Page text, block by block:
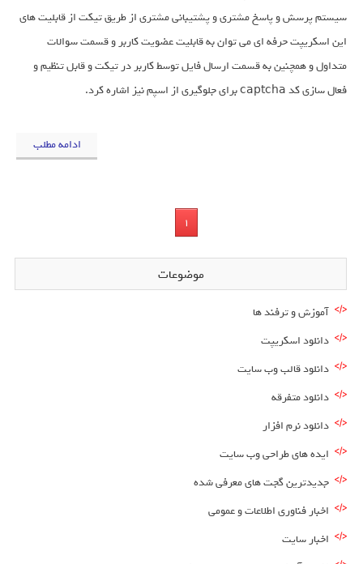
سیستم پرسش و پاسخ مشتری و پشتیبانی مشتری از طریق تیکت از قابلیت های
این اسکریپت حرفه ای می توان به قابلیت عضویت کاربر و قسمت سوالات
متداول و همچنین به قسمت ارسال فایل توسط کاربر در تیکت و قابل تنظیم و
فعال سازی کد captcha برای جلوگیری از اسپم نیز اشاره کرد.
ادامه مطلب
1
موضوعات
آموزش و ترفند ها
دانلود اسکریپت
دانلود قالب وب سایت
دانلود متفرقه
دانلود نرم افزار
ایده های طراحی وب سایت
جدیدترین گجت های معرفی شده
اخبار فناوری اطلاعات و عمومی
اخبار سایت